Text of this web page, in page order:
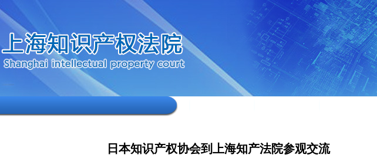
日本知识产权协会到上海知产法院参观交流